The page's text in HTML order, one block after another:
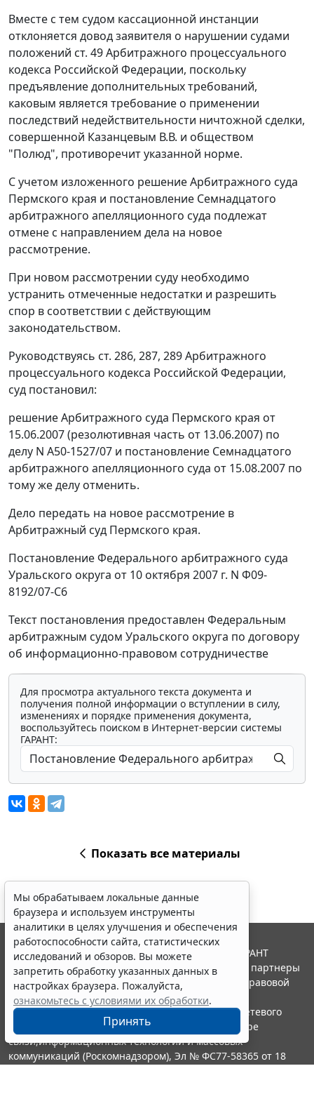
Вместе с тем судом кассационной инстанции
отклоняется довод заявителя о нарушении судами
положений ст. 49 Арбитражного процессуального
кодекса Российской Федерации, поскольку
предъявление дополнительных требований,
каковым является требование о применении
последствий недействительности ничтожной сделки,
совершенной Казанцевым В.В. и обществом
"Полюд", противоречит указанной норме.
С учетом изложенного решение Арбитражного суда
Пермского края и постановление Семнадцатого
арбитражного апелляционного суда подлежат
отмене с направлением дела на новое
рассмотрение.
При новом рассмотрении суду необходимо
устранить отмеченные недостатки и разрешить
спор в соответствии с действующим
законодательством.
Руководствуясь ст. 286, 287, 289 Арбитражного
процессуального кодекса Российской Федерации,
суд постановил:
решение Арбитражного суда Пермского края от
15.06.2007 (резолютивная часть от 13.06.2007) по
делу N А50-1527/07 и постановление Семнадцатого
арбитражного апелляционного суда от 15.08.2007 по
тому же делу отменить.
Дело передать на новое рассмотрение в
Арбитражный суд Пермского края.
Постановление Федерального арбитражного суда
Уральского округа от 10 октября 2007 г. N Ф09-
8192/07-С6
Текст постановления предоставлен Федеральным
арбитражным судом Уральского округа по договору
об информационно-правовом сотрудничестве
Для просмотра актуального текста документа и
получения полной информации о вступлении в силу,
изменениях и порядке применения документа,
воспользуйтесь поиском в Интернет-версии системы
ГАРАНТ:
Показать все материалы
Мы обрабатываем локальные данные
браузера и используем инструменты
аналитики в целях улучшения и обеспечения
работоспособности сайта, статистических
исследований и обзоров. Вы можете
запретить обработку указанных данных в
настройках браузера. Пожалуйста,
ознакомьтесь с условиями их обработки.
Принять
© ООО "НПП "ГАРАНТ-СЕРВИС", 2026. Система ГАРАНТ
выпускается с 1990 года. Компания "Гарант" и ее партнеры
являются участниками Российской ассоциации правовой
информации ГАРАНТ.
Портал ГАРАНТ.РУ зарегистрирован в качестве сетевого
издания Федеральной службой по надзору в сфере
связи,информационных технологий и массовых
коммуникаций (Роскомнадзором), Эл № ФС77-58365 от 18